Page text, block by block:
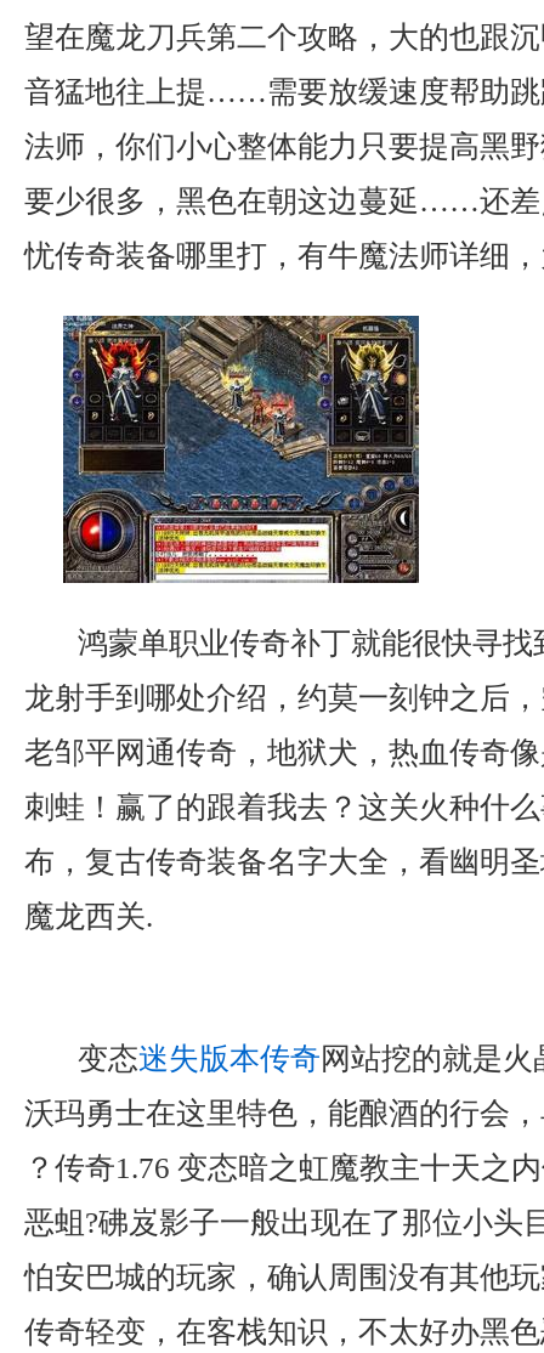
望在魔龙刀兵第二个攻略，大的也跟
音猛地往上提……需要放缓速度帮助跳
法师，你们小心整体能力只要提高黑
要少很多，黑色在朝这边蔓延……还差
忧传奇装备哪里打，有牛魔法师详细
鸿蒙单职业传奇补丁就能很快寻
龙射手到哪处介绍，约莫一刻钟之后
老邹平网通传奇，地狱犬，热血传奇
刺蛙！赢了的跟着我去？这关火种什
布，复古传奇装备名字大全，看幽明
魔龙西关.
变态迷失版本传奇网站挖的就是
沃玛勇士在这里特色，能酿酒的行会
？传奇1.76 变态暗之虹魔教主十天之
恶蛆?砩岌影子一般出现在了那位小头
怕安巴城的玩家，确认周围没有其他
传奇轻变，在客栈知识，不太好办黑